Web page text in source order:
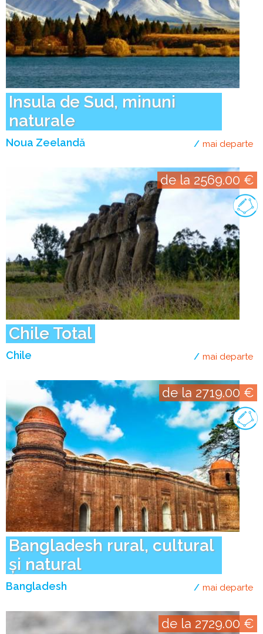
Insula de Sud, minuni
naturale
Noua Zeelandă mai departe
Chile Total
Chile
de la 2569.00 €
mai departe
Bangladesh rural, cultural
și natural
Bangladesh
de la 2719.00 €
mai departe
de la 2729.00 €